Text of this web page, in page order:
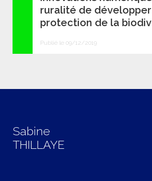
ruralité de
protection de la
Publié le 09/12/2019
Sabine
THILLAYE